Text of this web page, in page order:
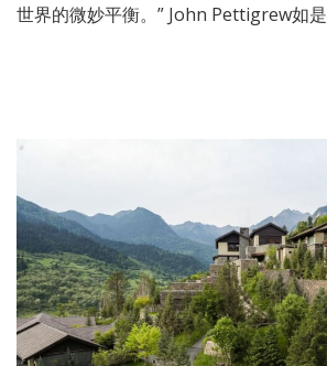
世界的微妙平衡。” John Pettigrew如是